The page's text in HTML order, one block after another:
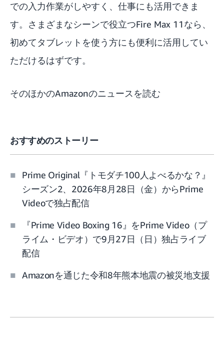
での入力作業がしやすく、仕事にも活用できま
す。さまざまなシーンで役立つFire Max 11なら、
初めてタブレットを使う方にも便利に活用してい
ただけるはずです。
そのほかのAmazonのニュースを読む
おすすめのストーリー
Prime Original『トモダチ100人よべるかな？』
シーズン2、2026年8月28日（金）からPrime
Videoで独占配信
『Prime Video Boxing 16』をPrime Video（プ
ライム・ビデオ）で9月27日（日）独占ライブ
配信
Amazonを通じた令和8年熊本地震の被災地支援